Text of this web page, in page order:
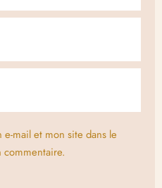
mail et mon site dans le